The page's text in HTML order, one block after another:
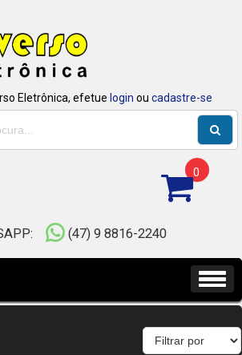
Eletrônica, efetue login ou cadastre-se
0
(47) 9 8816-2240